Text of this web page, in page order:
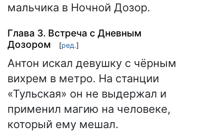
мальчика в Ночной Дозор.
Глава 3. Встреча с Дневным
Дозором
[ред.]
Антон искал девушку с чёрным
вихрем в метро. На станции
«Тульская» он не выдержал и
применил магию на человеке,
который ему мешал.